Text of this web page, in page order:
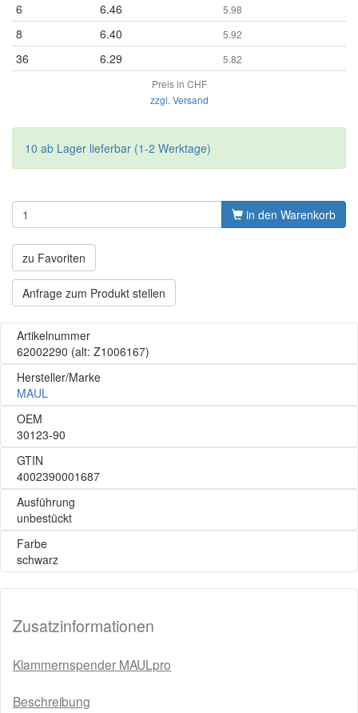
6 6.46 5.98
8 6.40 5.92
36 6.29
5.82
Preis in CHF
zzgl. Versand
10 ab Lager lieferbar (1-2 Werktage)
in den Warenkorb
zu Favoriten
Anfrage zum Produkt stellen
Artikelnummer
62002290 (alt: Z1006167)
Hersteller/Marke
MAUL
OEM
30123-90
GTIN
4002390001687
Ausführung
unbestückt
Farbe
schwarz
Zusatzinformationen
Klammernspender MAULpro
Beschreibung